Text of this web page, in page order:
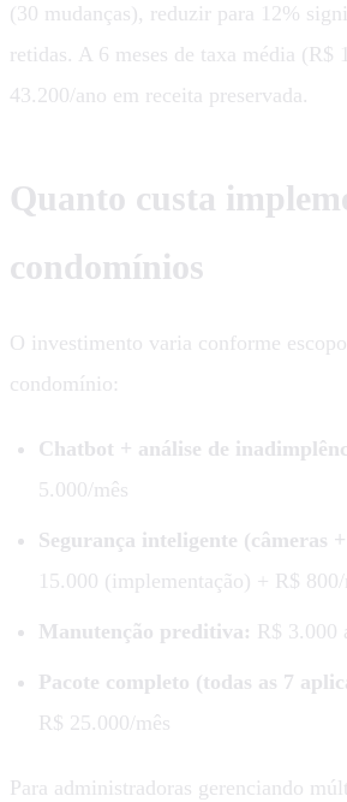
(30 mudanças), reduzir para 12%
retidas. A 6 meses de taxa média (R$
43.200/ano em receita preservada.
Quanto custa
condomínios
O investimento varia conforme
condomínio:
Chatbot + análise de
5.000/mês
Segurança inteligente (câmeras
15.000 (implementação) + R$
Manutenção preditiva: R$ 3.000
Pacote completo (todas as 7
R$ 25.000/mês
Para administradoras gerenciando